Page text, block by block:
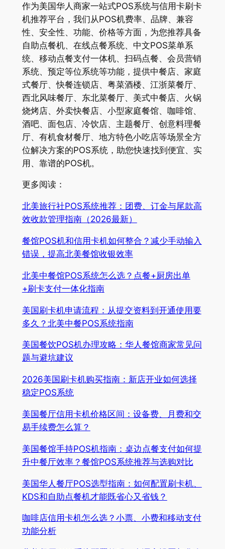
作为美国华人商家一站式POS系统与信用卡刷卡
机推荐平台，我们从POS机费率、品牌、兼容
性、安全性、功能、价格等方面，为您推荐具备
自助点餐机、在线点餐系统、中文POS菜单系
统、移动点餐支付一体机、扫码点餐、会员营销
系统、预定等位系统等功能，提供中餐店、家庭
式餐厅、快餐连锁店、粤菜酒楼、江浙菜餐厅、
西北风味餐厅、东北菜餐厅、美式中餐店、火锅
烧烤店、外卖快餐店、小型家庭餐馆、咖啡馆、
酒吧、面包店、冷饮店、主题餐厅、创意料理餐
厅、有机食材餐厅、地方特色小吃店等场景全方
位解决方案的POS系统，助您快速找到便宜、实
用、靠谱的POS机。
更多阅读：
北美旅行社POS系统推荐：团费、订金与尾款高
效收款管理指南（2026最新）
餐馆POS机和信用卡机如何整合？减少手动输入
错误，提高北美餐馆收银效率
北美中餐馆POS系统怎么选？点餐+厨房出单
+刷卡支付一体化指南
美国刷卡机申请流程：从提交资料到开通使用要
多久？北美中餐POS系统指南
美国餐饮POS机办理攻略：华人餐馆商家常见问
题与避坑建议
2026美国刷卡机购买指南：新店开业如何选择
稳定POS系统
美国餐厅信用卡机价格区间：设备费、月费和交
易手续费怎么算？
美国餐馆手持POS机指南：桌边点餐支付如何提
升中餐厅效率？餐馆POS系统推荐与选购对比
美国华人餐厅POS选型指南：如何配置刷卡机、
KDS和自助点餐机才能既省心又省钱？
咖啡店信用卡机怎么选？小票、小费和移动支付
功能分析